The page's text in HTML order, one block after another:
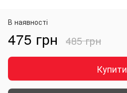
В наявності
475 грн 485 грн
Купити